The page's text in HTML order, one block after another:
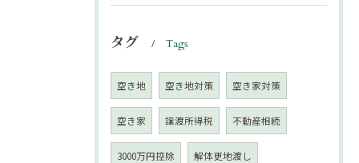
タグ Tags
空き地 空き地対策 空き家対策
空き家 譲渡所得税 不動産相続
3000万円控除 解体更地渡し